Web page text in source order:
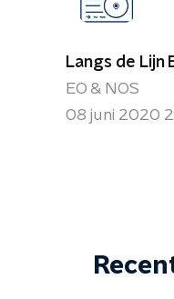
Langs de Lijn
EO & NOS
08 juni 2020